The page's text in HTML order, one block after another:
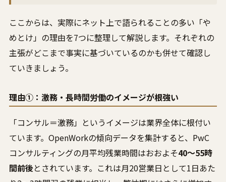
ここからは、実際にネット上で語られることの多い「や
めとけ」の理由を7つに整理して解説します。それぞれの
主張がどこまで事実に基づいているのかも併せて確認し
ていきましょう。
理由①：激務・長時間労働のイメージが根強い
「コンサル＝激務」というイメージは業界全体に根付い
ています。OpenWorkの傾向データを集計すると、PwC
コンサルティングの月平均残業時間はおおよそ40〜55時
間前後とされています。これは月20営業日として1日あた